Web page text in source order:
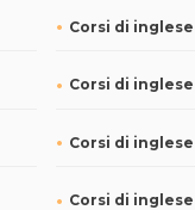
Corsi di
Corsi di
Corsi di
Corsi di